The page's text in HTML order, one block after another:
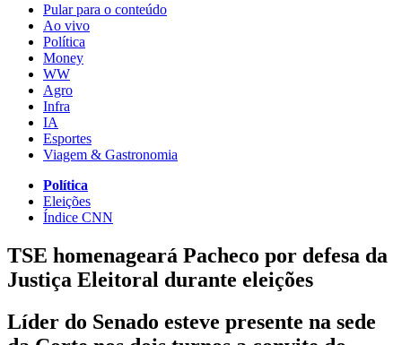
Pular para o conteúdo
Ao vivo
Política
Money
WW
Agro
Infra
IA
Esportes
Viagem & Gastronomia
Política
Eleições
Índice CNN
TSE homenageará Pacheco por defesa da
Justiça Eleitoral durante eleições
Líder do Senado esteve presente na sede